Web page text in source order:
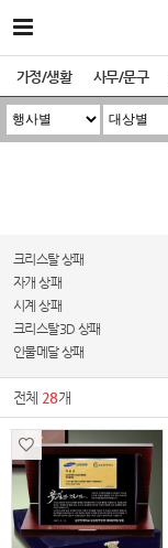
가정/생활 사무/문구
크리스탈 상패
자개 상패
시계 상패
크리스탈3D 상패
인물메달 상패
전체 28개